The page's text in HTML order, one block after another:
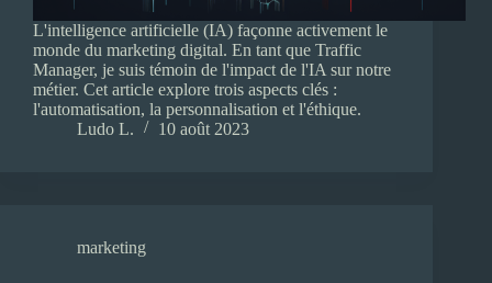
L'intelligence artificielle (IA) façonne activement le
monde du marketing digital. En tant que Traffic
Manager, je suis témoin de l'impact de l'IA sur notre
métier. Cet article explore trois aspects clés :
l'automatisation, la personnalisation et l'éthique.
Ludo L.
10 août 2023
marketing